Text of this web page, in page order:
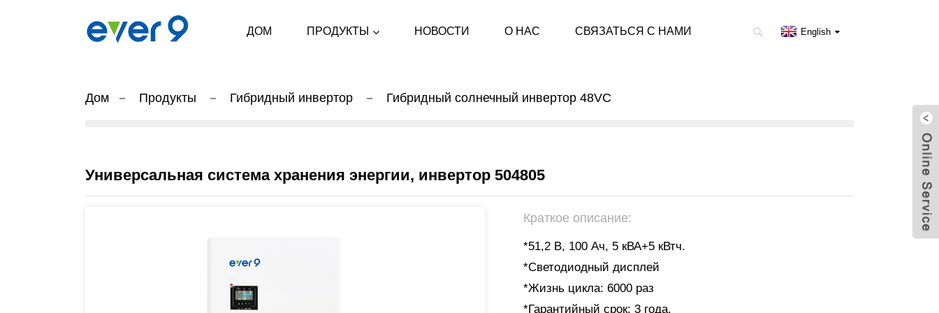
ДОМ ПРОДУКТЫ НОВОСТИ О НАС СВЯЗАТЬСЯ С НАМИ English
Дом Продукты Гибридный инвертор Гибридный солнечный инвертор 48VC
Универсальная система хранения энергии, инвертор 504805
Краткое описание:
*51,2 В, 100 Ач, 5 кВА+5 кВтч.
*Светодиодный дисплей
*Жизнь цикла: 6000 раз
*Гарантийный срок: 3 года.